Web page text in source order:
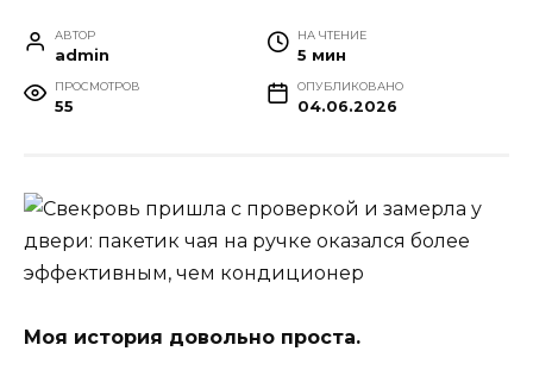
АВТОР
admin
НА ЧТЕНИЕ
5 мин
ПРОСМОТРОВ
55
ОПУБЛИКОВАНО
04.06.2026
Моя история довольно проста.